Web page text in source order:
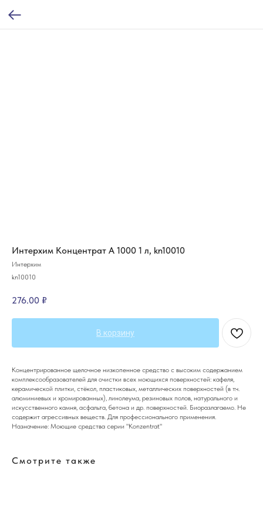
Интерхим Концентрат А 1000 1 л, kn10010
Интерхим
kn10010
276.00 ₽
В корзину
Концентрированное щелочное низкопенное средство с высоким содержанием
комплексообразователей для очистки всех моющихся поверхностей: кафеля,
керамической плитки, стёкол, пластиковых, металлических поверхностей (в т.ч.
алюминиевых и хромированных), линолеума, резиновых полов, натурального и
искусственного камня, асфальта, бетона и др. поверхностей. Биоразлагаемо. Не
содержит агрессивных веществ. Для профессионального применения.
Назначение: Моющие средства серии "Konzentrat"
Смотрите также